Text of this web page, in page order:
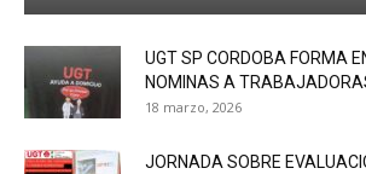
UGT SP CORDOBA FORMA
NOMINAS A
18 marzo, 2026
JORNADA SOBRE